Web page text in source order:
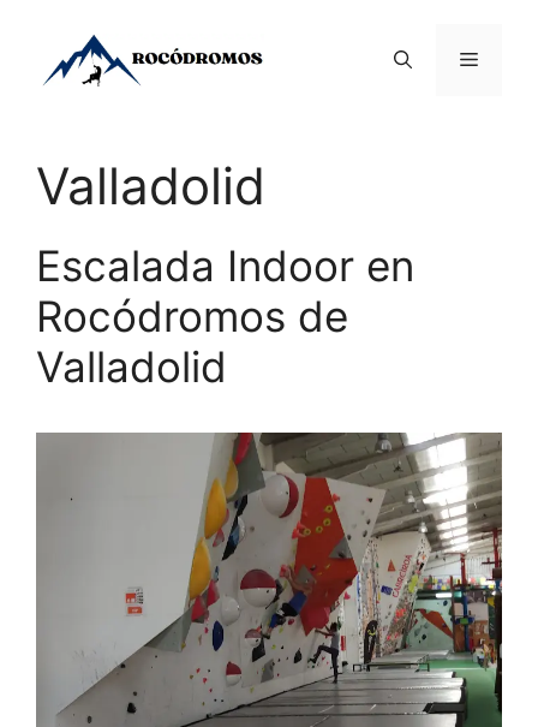
contenido
Menú
Valladolid
Escalada Indoor en
Rocódromos de
Valladolid